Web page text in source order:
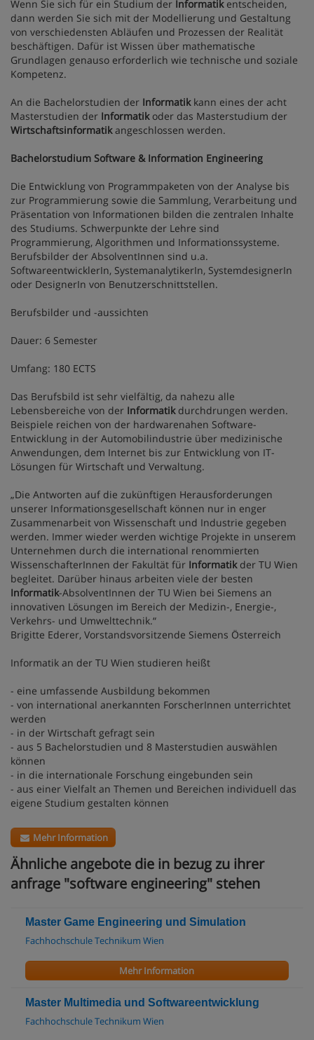
Wenn Sie sich für ein Studium der Informatikentscheiden,
dann werden Sie sich mit der Modellierung und Gestaltung
von verschiedensten Abläufen und Prozessen der Realität
beschäftigen. Dafür ist Wissen über mathematische
Grundlagen genauso erforderlich wie technische und soziale
Kompetenz.
An die Bachelorstudien der Informatikkann eines der acht
Masterstudien der Informatikoder das Masterstudium der
Wirtschaftsinformatikangeschlossen werden.
Bachelorstudium Software & Information Engineering
Die Entwicklung von Programmpaketen von der Analyse bis
zur Programmierung sowie die Sammlung, Verarbeitung und
Präsentation von Informationen bilden die zentralen Inhalte
des Studiums. Schwerpunkte der Lehre sind
Programmierung, Algorithmen und Informationssysteme.
Berufsbilder der AbsolventInnen sind u.a.
SoftwareentwicklerIn, SystemanalytikerIn, SystemdesignerIn
oder DesignerIn von Benutzerschnittstellen.
Berufsbilder und -aussichten
Dauer: 6 Semester
Umfang: 180 ECTS
Das Berufsbild ist sehr vielfältig, da nahezu alle
Lebensbereiche von der Informatikdurchdrungen werden.
Beispiele reichen von der hardwarenahen Software-
Entwicklung in der Automobilindustrie über medizinische
Anwendungen, dem Internet bis zur Entwicklung von IT-
Lösungen für Wirtschaft und Verwaltung.
„Die Antworten auf die zukünftigen Herausforderungen
unserer Informationsgesellschaft können nur in enger
Zusammenarbeit von Wissenschaft und Industrie gegeben
werden. Immer wieder werden wichtige Projekte in unserem
Unternehmen durch die international renommierten
WissenschafterInnen der Fakultät für Informatikder TU Wien
begleitet. Darüber hinaus arbeiten viele der besten
Informatik-AbsolventInnen der TU Wien bei Siemens an
innovativen Lösungen im Bereich der Medizin-, Energie-,
Verkehrs- und Umwelttechnik.“
Brigitte Ederer, Vorstandsvorsitzende Siemens Österreich
Informatik an der TU Wien studieren heißt
- eine umfassende Ausbildung bekommen
- von international anerkannten ForscherInnen unterrichtet
werden
- in der Wirtschaft gefragt sein
- aus 5 Bachelorstudien und 8 Masterstudien auswählen
können
- in die internationale Forschung eingebunden sein
- aus einer Vielfalt an Themen und Bereichen individuell das
eigene Studium gestalten können
Mehr Information
Ähnliche angebote die in bezug zu ihrer
anfrage "software engineering" stehen
Master Game Engineering und Simulation
Fachhochschule Technikum Wien
Mehr Information
Master Multimedia und Softwareentwicklung
Fachhochschule Technikum Wien